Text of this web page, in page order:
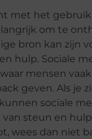
met het gebruik
om te
bron kan zijn
hulp. Sociale
mensen
geven. Als je
sociale
steun en hulp
wees dan niet